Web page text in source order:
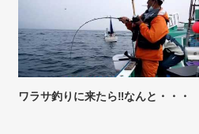
ワラサ釣りに来たら‼なんと・・・